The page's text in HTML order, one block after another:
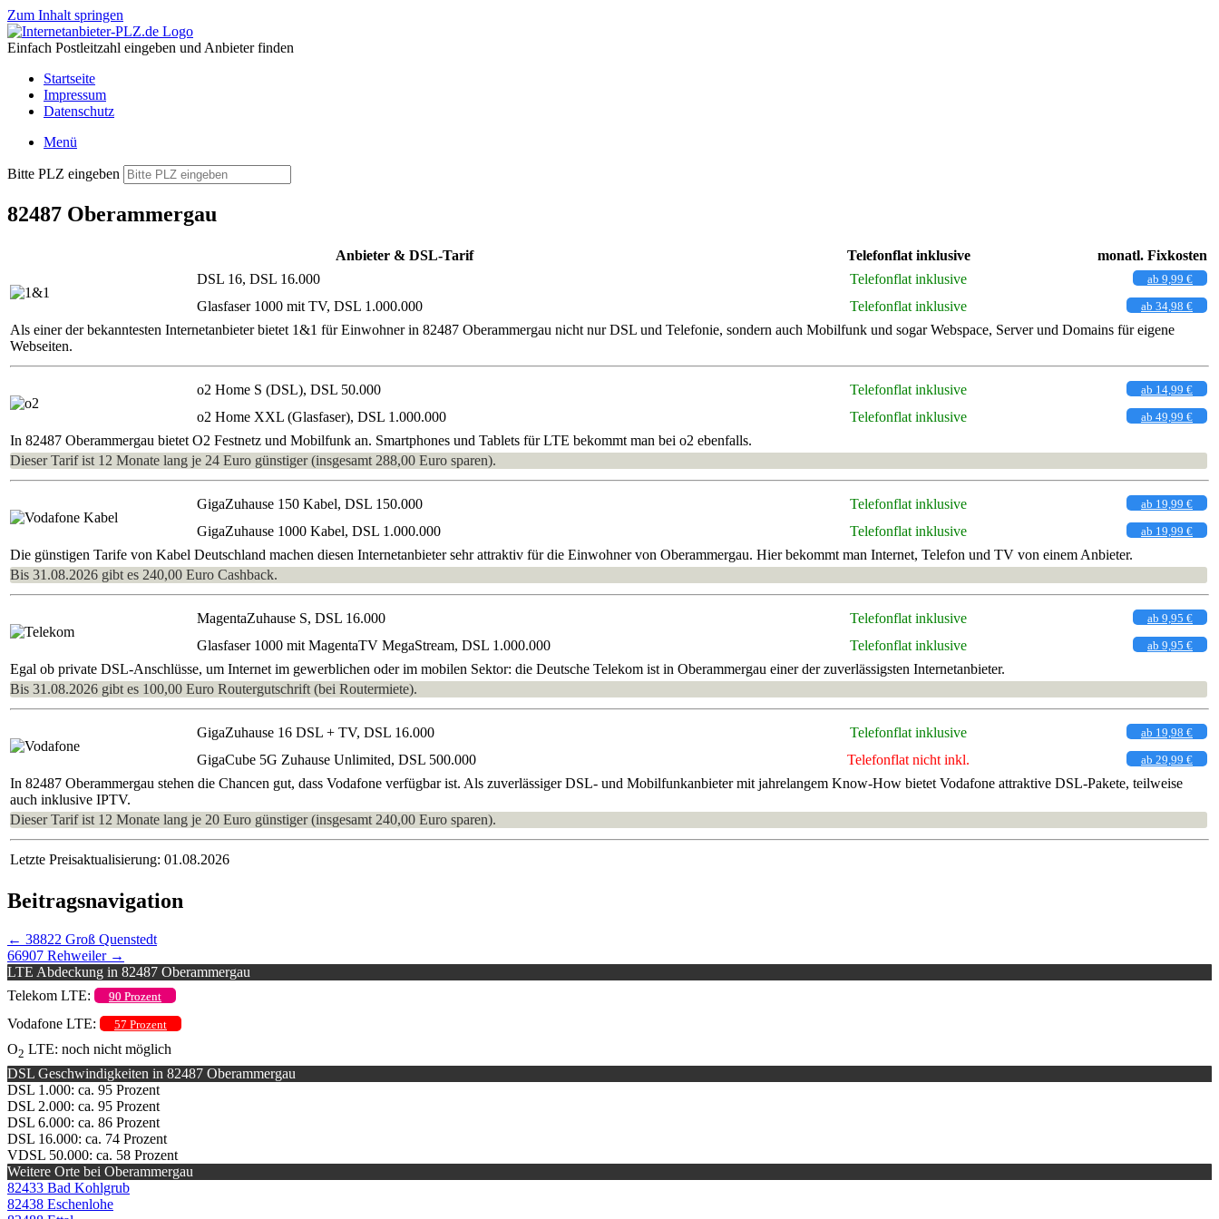
Zum Inhalt springen
Einfach Postleitzahl eingeben und Anbieter finden
Startseite
Impressum
Datenschutz
Menü
Bitte PLZ eingeben
82487 Oberammergau
Anbieter & DSL-Tarif Telefonflat inklusive
monatl. Fixkosten
DSL 16, DSL 16.000
Telefonflat inklusive ab 9,99 €
Glasfaser 1000 mit TV, DSL 1.000.000 Telefonflat inklusive ab 34,98 €
Als einer der bekanntesten Internetanbieter bietet 1&1 für Einwohner in 82487 Oberammergau nicht nur DSL und Telefonie, sondern auch Mobilfunk und sogar Webspace, Server und Domains für eigene
Webseiten.
o2 Home S (DSL), DSL 50.000 Telefonflat inklusive ab 14,99 €
o2 Home XXL (Glasfaser), DSL 1.000.000 Telefonflat inklusive ab 49,99 €
In 82487 Oberammergau bietet O2 Festnetz und Mobilfunk an. Smartphones und Tablets für LTE bekommt man bei o2 ebenfalls.
Dieser Tarif ist 12 Monate lang je 24 Euro günstiger (insgesamt 288,00 Euro sparen).
GigaZuhause 150 Kabel, DSL 150.000 Telefonflat inklusive ab 19,99 €
GigaZuhause 1000 Kabel, DSL 1.000.000 Telefonflat inklusive ab 19,99 €
Die günstigen Tarife von Kabel Deutschland machen diesen Internetanbieter sehr attraktiv für die Einwohner von Oberammergau. Hier bekommt man Internet, Telefon und TV von einem Anbieter.
Bis 31.08.2026 gibt es 240,00 Euro Cashback.
MagentaZuhause S, DSL 16.000 Telefonflat inklusive ab 9,95 €
Glasfaser 1000 mit MagentaTV MegaStream, DSL 1.000.000 Telefonflat inklusive ab 9,95 €
Egal ob private DSL-Anschlüsse, um Internet im gewerblichen oder im mobilen Sektor: die Deutsche Telekom ist in Oberammergau einer der zuverlässigsten Internetanbieter.
Bis 31.08.2026 gibt es 100,00 Euro Routergutschrift (bei Routermiete).
GigaZuhause 16 DSL + TV, DSL 16.000 Telefonflat inklusive ab 19,98 €
GigaCube 5G Zuhause Unlimited, DSL 500.000 Telefonflat nicht inkl. ab 29,99 €
In 82487 Oberammergau stehen die Chancen gut, dass Vodafone verfügbar ist. Als zuverlässiger DSL- und Mobilfunkanbieter mit jahrelangem Know-How bietet Vodafone attraktive DSL-Pakete, teilweise
auch inklusive IPTV.
Dieser Tarif ist 12 Monate lang je 20 Euro günstiger (insgesamt 240,00 Euro sparen).
Letzte Preisaktualisierung: 01.08.2026
Beitragsnavigation
← 38822 Groß Quenstedt
66907 Rehweiler →
LTE Abdeckung in 82487 Oberammergau
Telekom LTE:
90 Prozent
Vodafone LTE: 57 Prozent
O2 LTE: noch nicht möglich
DSL Geschwindigkeiten in 82487 Oberammergau
DSL 1.000: ca. 95 Prozent
DSL 2.000: ca. 95 Prozent
DSL 6.000: ca. 86 Prozent
DSL 16.000: ca. 74 Prozent
VDSL 50.000: ca. 58 Prozent
Weitere Orte bei Oberammergau
82433 Bad Kohlgrub
82438 Eschenlohe